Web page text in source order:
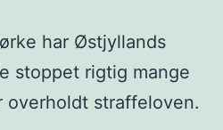
har Østjyllands
stoppet rigtig mange
overholdt straffeloven.